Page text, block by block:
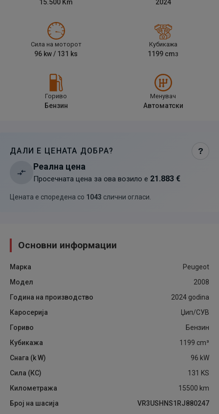
15.500 Km 2024
Сила на моторот
96 kw / 131 ks
Кубикажа
1199 cm3
Гориво
Бензин
Менувач
Автоматски
ДАЛИ Е ЦЕНАТА ДОБРА? ?
Реална цена
Просечната цена за ова возило е 21.883 €
Цената е споредена со 1043 слични огласи
Основни информации
Марка
Peugeot
Модел
2008
Година на производство
2024 godina
Каросерија
Џип/СУВ
Гориво
Бензин
Кубикажа
1199 cm³
Снага (k W)
96 kW
Сила (КС)
131 KS
Километража
15500 km
Број на шасија
VR3USHNS1RJ880247